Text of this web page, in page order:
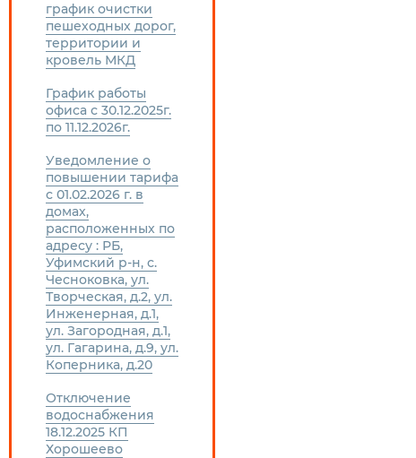
график очистки
пешеходных дорог,
территории и
кровель МКД
График работы
офиса с 30.12.2025г.
по 11.12.2026г.
Уведомление о
повышении тарифа
с 01.02.2026 г. в
домах,
расположенных по
адресу : РБ,
Уфимский р-н, с.
Чесноковка, ул.
Творческая, д.2, ул.
Инженерная, д.1,
ул. Загородная, д.1,
ул. Гагарина, д.9, ул.
Коперника, д.20
Отключение
водоснабжения
18.12.2025 КП
Хорошеево